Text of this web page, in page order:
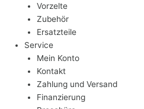
Vorzelte
Zubehör
Ersatzteile
Service
Mein Konto
Kontakt
Zahlung und Versand
Finanzierung